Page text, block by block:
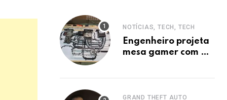
NOTÍCIAS, TECH, TECH
Engenheiro projeta
mesa gamer com PC
GRAND THEFT AUTO